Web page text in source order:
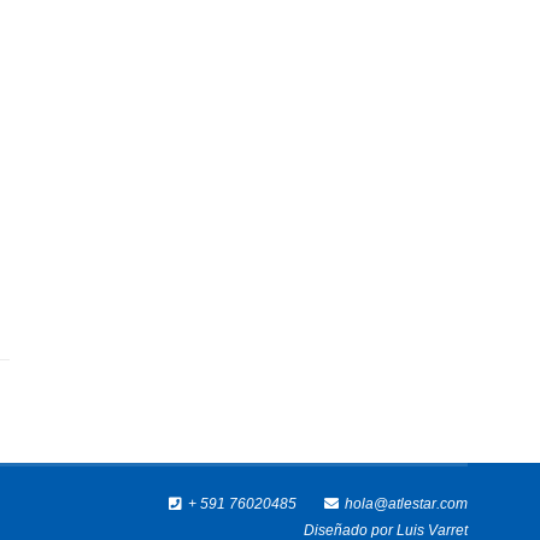
+ 591 76020485
hola@atlestar.com
Diseñado porLuis Varret